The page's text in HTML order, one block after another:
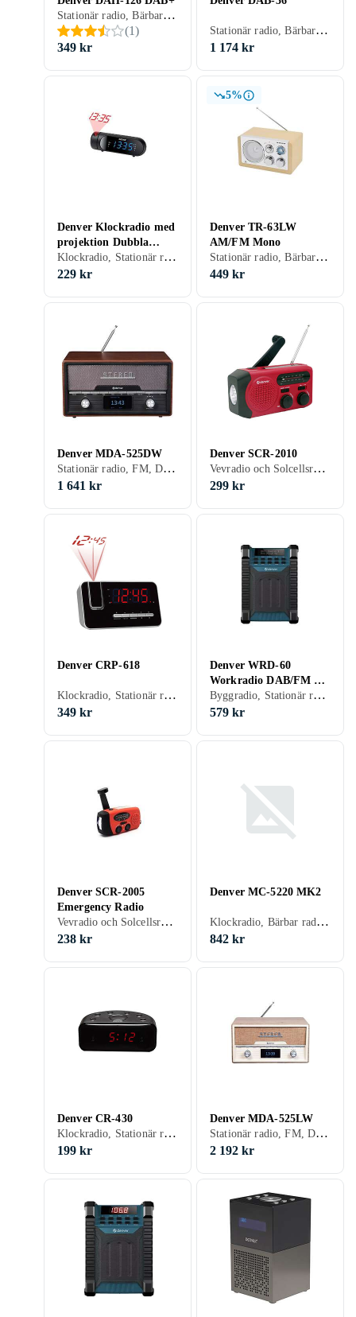
Stationär radio, Bärbar radio, FM, DAB, DAB+, Batteri, Nätström, Uppladdningsbart batteri, Klockradio med alarm, Display, Hörlursutgång
(1)
349 kr
Stationär radio, Bärbar radio, FM, DAB, DAB+, Batteri, Nätström, Klockradio med alarm, Display, Retro Radio, Analog 3,5mm-ingång (Aux)
1 174 kr
Denver Klockradio med
projektion Dubbla
alarm Svart
Klockradio, Stationär radio, FM, Batteri, Klockradio med alarm, Projicering av tid, USB
229 kr
5%
Denver TR-63LW
AM/FM Mono
Stationär radio, Bärbar radio, FM, AM, Retro Radio, Analog 3,5mm-ingång (Aux)
449 kr
Denver MDA-525DW
Stationär radio, FM, DAB+, Retro Radio, USB
1 641 kr
Denver SCR-2010
Vevradio och Solcellsradio, Stationär radio, Bärbar radio, FM, AM, Solenergi, Batteri, Vev, Uppladdningsbart batteri, USB
299 kr
Denver CRP-618
Klockradio, Stationär radio, Bärbar radio, FM, DAB, Nätström, Klockradio med alarm, Projicering av tid, Display
349 kr
Denver WRD-60
Workradio DAB/FM &
Bluetooth 10W
Byggradio, Stationär radio, Bärbar radio, FM, DAB, DAB+, Uppladdningsbart batteri, Allvädersskydd (damm/fukttålig), Analog 3,5mm-ingång (Aux)
579 kr
Denver SCR-2005
Emergency Radio
Vevradio och Solcellsradio, Stationär radio, FM, AM, Solenergi, Vev
238 kr
Denver MC-5220 MK2
Klockradio, Bärbar radio, FM, Batteri, Klockradio med alarm, Fjärrkontroll, Display, Analog 3,5mm-ingång (Aux)
842 kr
Denver CR-430
Klockradio, Stationär radio, FM, Klockradio med alarm
199 kr
Denver MDA-525LW
Stationär radio, FM, DAB, DAB+, Retro Radio, USB
2 192 kr